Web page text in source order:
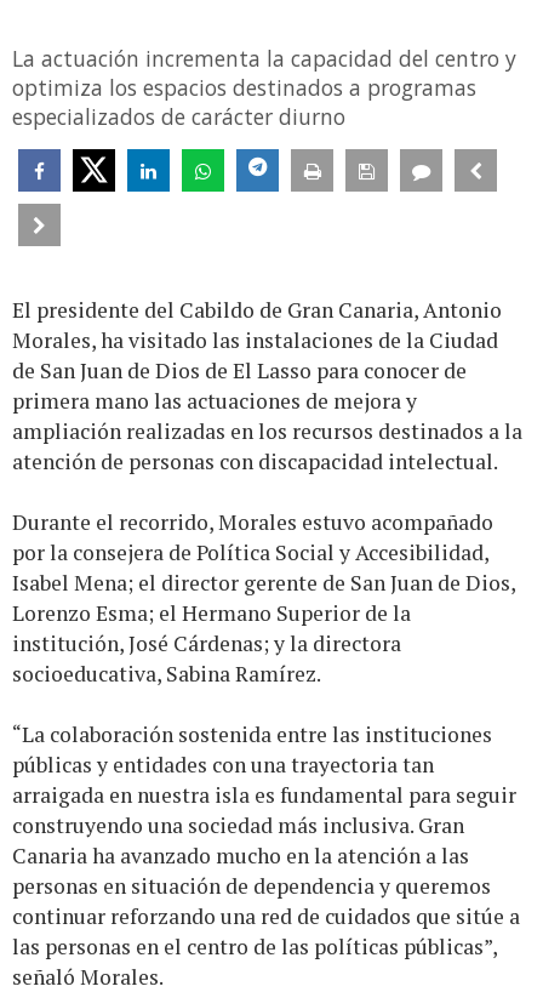
La actuación incrementa la capacidad del centro y
optimiza los espacios destinados a programas
especializados de carácter diurno
El presidente del Cabildo de Gran Canaria, Antonio
Morales, ha visitado las instalaciones de la Ciudad
de San Juan de Dios de El Lasso para conocer de
primera mano las actuaciones de mejora y
ampliación realizadas en los recursos destinados a la
atención de personas con discapacidad intelectual.
Durante el recorrido, Morales estuvo acompañado
por la consejera de Política Social y Accesibilidad,
Isabel Mena; el director gerente de San Juan de Dios,
Lorenzo Esma; el Hermano Superior de la
institución, José Cárdenas; y la directora
socioeducativa, Sabina Ramírez.
“La colaboración sostenida entre las instituciones
públicas y entidades con una trayectoria tan
arraigada en nuestra isla es fundamental para seguir
construyendo una sociedad más inclusiva. Gran
Canaria ha avanzado mucho en la atención a las
personas en situación de dependencia y queremos
continuar reforzando una red de cuidados que sitúe a
las personas en el centro de las políticas públicas”,
señaló Morales.